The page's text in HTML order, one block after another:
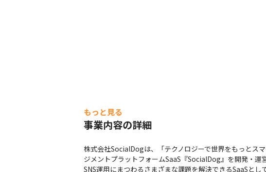
もっと見る
事業内容の詳細
株式会社SocialDogは、「テクノロジーで世界をもっとス
ジメントプラットフォームSaaS『SocialDog』を開発・運
SNS運用にまつわるさまざまな課題を解決できるSaaSと